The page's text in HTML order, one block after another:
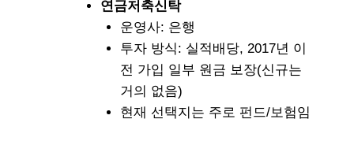
연금저축신탁
운영사: 은행
투자 방식: 실적배당, 2017년 이
전 가입 일부 원금 보장(신규는
거의 없음)
현재 선택지는 주로 펀드/보험임